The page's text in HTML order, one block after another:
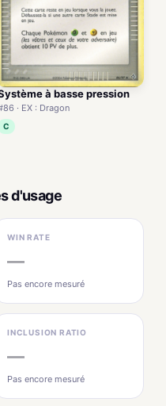
à basse pression
· EX : Dragon
C
d'usage
WIN RATE
—
Pas encore mesuré
INCLUSION RATIO
—
Pas encore mesuré